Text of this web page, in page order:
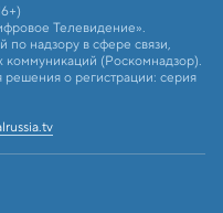
Телевидение».
надзору в сфере связи,
(Роскомнадзор).
о регистрации: серия